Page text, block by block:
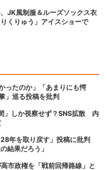
JK風制服＆ルーズソックス衣
くりゅう」アイスショーで
ったのか」「あまりにも愕
」巡る投稿を批判
」しか視察せず？SNS拡散 内
年を取り戻す」投稿に批判
結果だろう」
市政権を「戦前回帰路線」と